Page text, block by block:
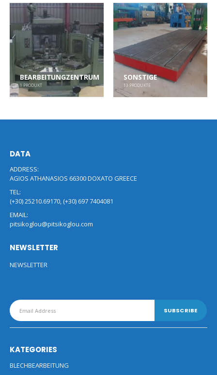
BEARBEITUNGZENTRUM
1 PRODUKT
SONSTIGE
13 PRODUKTE
DATA
ADDRESS:
AGIOS ATHANASIOS 66300 DOXATO GREECE
TEL:
(+30) 25210.69170, (+30) 697 7404081
EMAIL:
pitsikoglou@pitsikoglou.com
NEWSLETTER
NEWSLETTER
KATEGORIES
BLECHBEARBEITUNG